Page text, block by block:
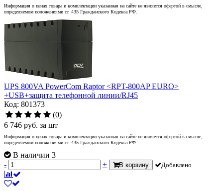
Информация о ценах товара и комплектации указанная на сайте не является офертой в смысле,
определяемом положениями ст. 435 Гражданского Кодекса РФ.
UPS 800VA PowerCom Raptor <RPT-800AP EURO>
+USB+защита телефонной линии/RJ45
Код: 801373
(0)
6 746 руб. за шт
Информация о ценах товара и комплектации указанная на сайте не является офертой в смысле,
определяемом положениями ст. 435 Гражданского Кодекса РФ.
В наличии 3
-
+ В корзину Добавлено